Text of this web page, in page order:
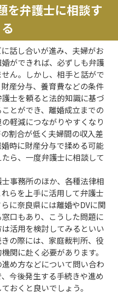
を弁護士に相談す
る
話し合いが進み、夫婦がお
ができれば、必ずしも弁護
ん。しかし、相手と話がで
産分与、養育費などの条件
士を頼ると法的知識に基づ
とができ、離婚成立までの
軽減につながりやすくなり
割合が低く夫婦間の収入差
時に財産分与で揉める可能
ら、一度弁護士に相談して
事務所のほか、各種法律相
らを上手に活用して弁護士
に奈良県には離婚やDVに関
口もあり、こうした問題に
活用を検討してみるといい
の際には、家庭裁判所、役
関に赴く必要があります。
め方などについて問い合わ
今後発生する手続きや進め
おくと良いでしょう。